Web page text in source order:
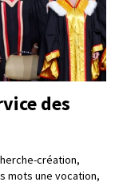
des
création,
mots une vocation,